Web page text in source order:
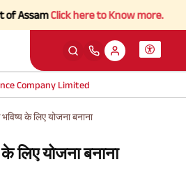
Click here to Know more.
Company Limited
के लिए योजना बनाना
लिए योजना बनाना